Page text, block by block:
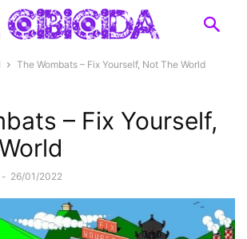
The Wombats – Fix Yourself, Not The World
– Fix Yourself,
- 26/01/2022